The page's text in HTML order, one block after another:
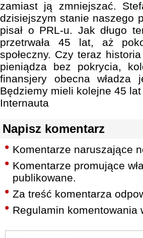
zamiast ją zmniejszać.
dzisiejszym stanie naszego
pisał o PRL-u. Jak długo
przetrwała 45 lat, aż
społeczny. Czy teraz
pieniądza bez pokrycia,
finansjery obecna władza
Będziemy mieli kolejne 45
Internauta
Napisz komentarz
Komentarze naruszające
Komentarze promujące
publikowane.
Za treść komentarza
Regulamin komentowania